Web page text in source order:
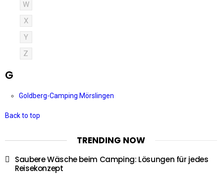
W
X
Y
Z
G
Goldberg-Camping Mörslingen
Back to top
TRENDING NOW
Saubere Wäsche beim Camping: Lösungen für jedes
Reisekonzept